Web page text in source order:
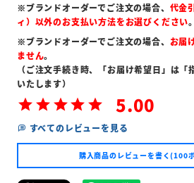
※ブランドオーダーでご注文の場合、 代金
ィ）以外のお支払い方法をお選びください。
※ブランドオーダーでご注文の場合、 お届
ません。
（ご注文手続き時、「お届け希望日」は
いたします）
5.00
すべてのレビューを見る
購入商品のレビューを書く(100